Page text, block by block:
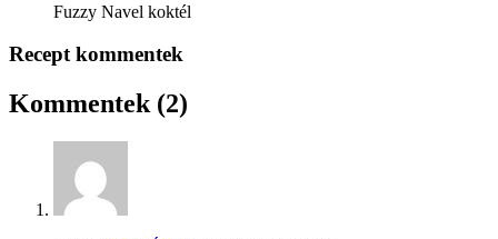
Fuzzy Navel koktél
Recept kommentek
Kommentek (2)